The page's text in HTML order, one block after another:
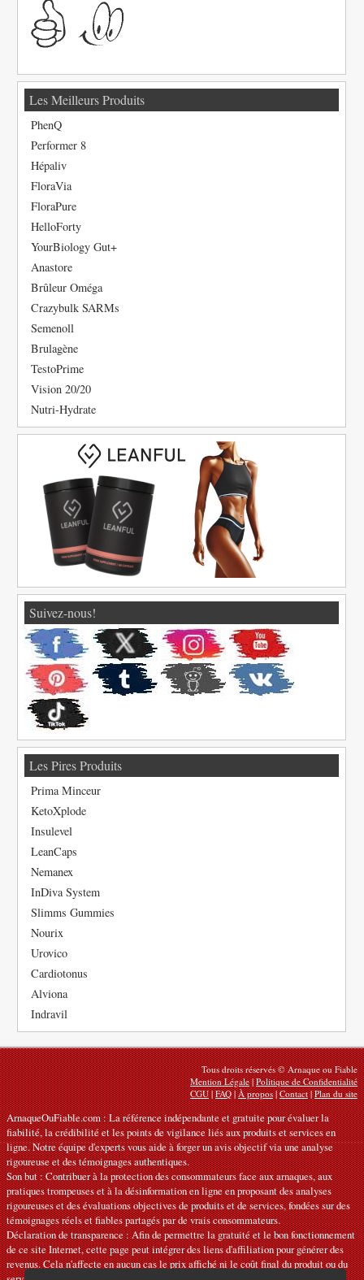
Les Meilleurs Produits
PhenQ
Performer 8
Hépaliv
FloraVia
FloraPure
HelloForty
YourBiology Gut+
Anastore
Brûleur Oméga
Crazybulk SARMs
Semenoll
Brulagène
TestoPrime
Vision 20/20
Nutri-Hydrate
Suivez-nous!
Les Pires Produits
Prima Minceur
KetoXplode
Insulevel
LeanCaps
Nemanex
InDiva System
Slimms Gummies
Nourix
Urovico
Cardiotonus
Alviona
Indravil
Tous droits réservés © Arnaque ou Fiable
Mention Légale|Politique de Confidentialité
CGU|FAQ|À propos|Contact|Plan du site
ArnaqueOuFiable.com : La référence indépendante et gratuite pour évaluer la
fiabilité, la crédibilité et les points de vigilance liés aux produits et services en
ligne. Notre équipe d'experts vous aide à forger un avis objectif via une analyse
rigoureuse et des témoignages authentiques.
Son but : Contribuer à la protection des consommateurs face aux arnaques, aux
pratiques trompeuses et à la désinformation en ligne en proposant des analyses
rigoureuses et des évaluations objectives de produits et de services, fondées sur des
témoignages réels et fiables partagés par de vrais consommateurs.
Déclaration de transparence : Afin de permettre la gratuité et le bon fonctionnement
de ce site Internet, cette page peut intégrer des liens d'affiliation pour générer des
revenus. Cela n'affecte en aucun cas le prix affiché ni le coût final du produit ou du